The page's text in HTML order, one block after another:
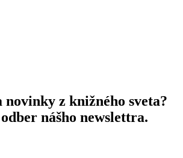
z knižného sveta?
nášho newslettra.